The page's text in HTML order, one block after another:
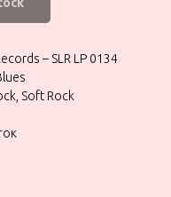
– SLR LP 0134
Soft Rock